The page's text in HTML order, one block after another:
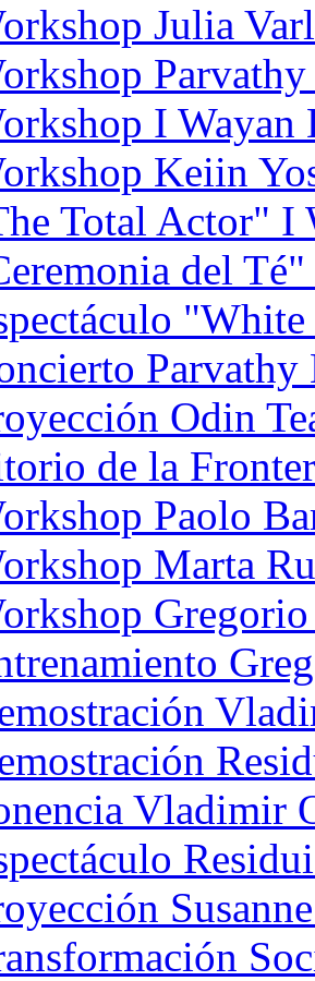
Julia
I Wayan
Keiin
Total Actor" I
del
Parvathy
Odin
de la
Paolo
Marta
Vladimir